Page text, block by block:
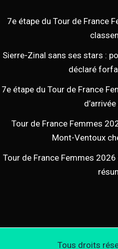
7e étape du Tour de France
Sierre-Zinal sans ses stars :
déclaré
7e étape du Tour de France
Tour de France Femmes
Mont-Ventoux
Tour de France Femmes
Tous droits